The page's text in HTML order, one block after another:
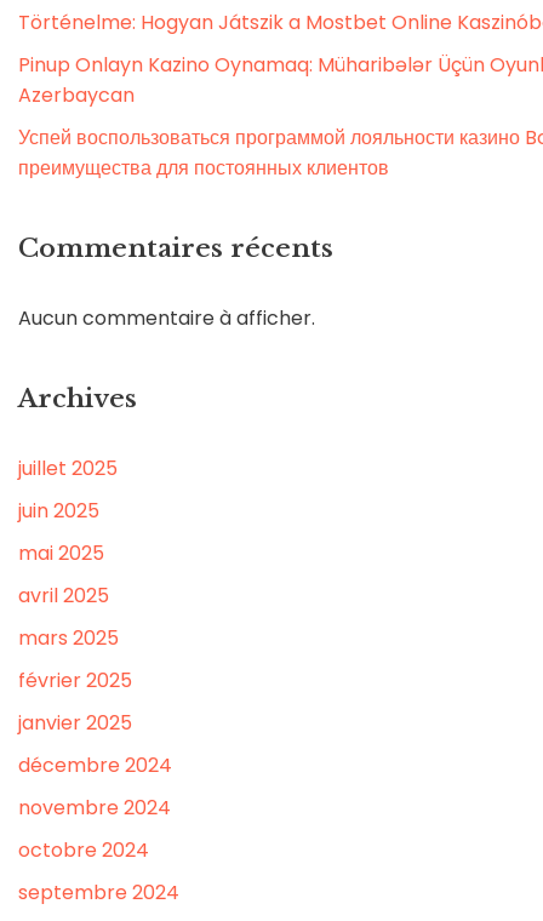
Történelme: Hogyan Játszik a Mostbet Online
Pinup Onlayn Kazino Oynamaq: Müharibələr Üçün
Azerbaycan
Успей воспользоваться программой лояльности казино
преимущества для постоянных клиентов
Commentaires récents
Aucun commentaire à afficher.
Archives
juillet 2025
juin 2025
mai 2025
avril 2025
mars 2025
février 2025
janvier 2025
décembre 2024
novembre 2024
octobre 2024
septembre 2024